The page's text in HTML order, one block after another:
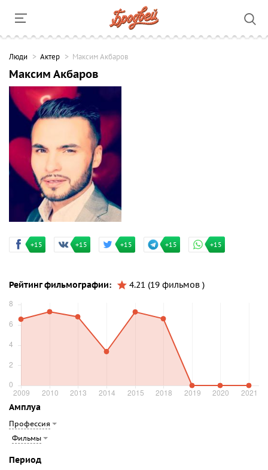
Люди Актер Максим Акбаров
Максим Акбаров
+15 +15 +15 +15 +15
Рейтинг фильмографии: 4.21 (19 фильмов )
Амплуа
Профессия
Фильмы
Период